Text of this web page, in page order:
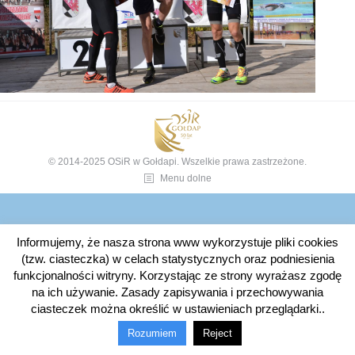
© 2014-2025 OSiR w Gołdapi. Wszelkie prawa zastrzeżone.
Menu dolne
Informujemy, że nasza strona www wykorzystuje pliki cookies
(tzw. ciasteczka) w celach statystycznych oraz podniesienia
funkcjonalności witryny. Korzystając ze strony wyrażasz zgodę
na ich używanie. Zasady zapisywania i przechowywania
ciasteczek można określić w ustawieniach przeglądarki..
Rozumiem Reject